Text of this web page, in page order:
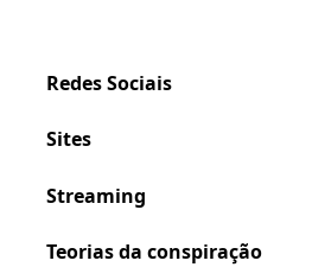
Redes Sociais
Sites
Streaming
Teorias da conspiração